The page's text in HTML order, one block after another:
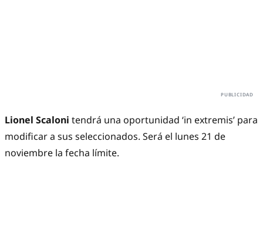
Lionel Scaloni tendrá una oportunidad ‘in extremis’ para
modificar a sus seleccionados. Será el lunes 21 de
noviembre la fecha límite.